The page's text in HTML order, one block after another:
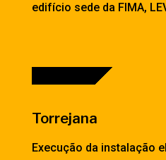
edifício sede da FIMA,
Torrejana
Execução da instalação